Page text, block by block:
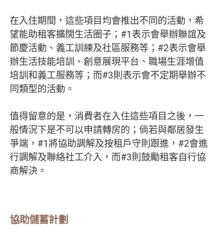
在入住期間，這些項目均會推出不同的活動，希
望能助租客擴闊生活圈子；#1表示會舉辦聯誼及
節慶活動、義工訓練及社區服務等；#2表示會舉
辦生活技能培訓、創意展現平台、職場生涯增值
培訓​和義工服務等；而#3則表示會不定期舉辦不
同類型的活動。
值得留意的是，消費者在入住這些項目之後，一
般情況下是不可以申請轉房的；倘若與鄰居發生
爭端，#1將協助調解及按租戶守則跟進，#2會進
行調解及聯絡社工介入，而#3則鼓勵租客自行協
商解決。
協助儲蓄計劃